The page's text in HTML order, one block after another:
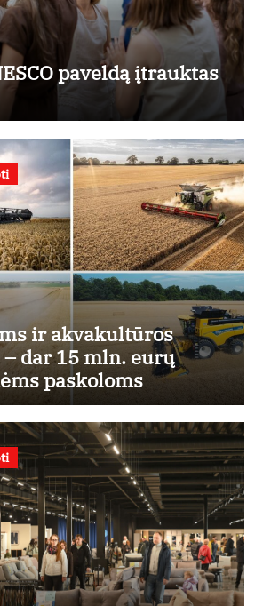
paveldą įtrauktas
ir akvakultūros
dar 15 mln. eurų
paskoloms